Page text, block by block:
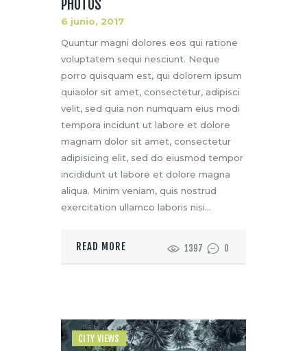
PHOTOS
6 junio, 2017
Quuntur magni dolores eos qui ratione
voluptatem sequi nesciunt. Neque
porro quisquam est, qui dolorem ipsum
quiaolor sit amet, consectetur, adipisci
velit, sed quia non numquam eius modi
tempora incidunt ut labore et dolore
magnam dolor sit amet, consectetur
adipisicing elit, sed do eiusmod tempor
incididunt ut labore et dolore magna
aliqua. Minim veniam, quis nostrud
exercitation ullamco laboris nisi…
READ MORE 1397 0
CITY VIEWS